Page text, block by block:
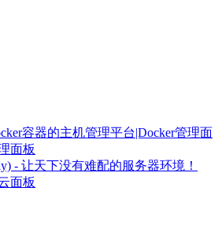
容器的主机管理平台|Docker管理面
面板
- 让天下没有难配的服务器环境！
面板